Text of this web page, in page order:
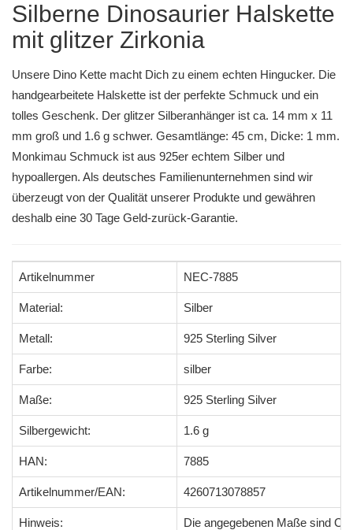
Silberne Dinosaurier Halskette
mit glitzer Zirkonia
Unsere Dino Kette macht Dich zu einem echten Hingucker. Die
handgearbeitete Halskette ist der perfekte Schmuck und ein
tolles Geschenk. Der glitzer Silberanhänger ist ca. 14 mm x 11
mm groß und 1.6 g schwer. Gesamtlänge: 45 cm, Dicke: 1 mm.
Monkimau Schmuck ist aus 925er echtem Silber und
hypoallergen. Als deutsches Familienunternehmen sind wir
überzeugt von der Qualität unserer Produkte und gewähren
deshalb eine 30 Tage Geld-zurück-Garantie.
Artikelnummer NEC-7885
Material: Silber
Metall: 925 Sterling Silver
Farbe: silber
Maße: 925 Sterling Silver
Silbergewicht: 1.6 g
HAN: 7885
Artikelnummer/EAN: 4260713078857
Hinweis: Die angegebenen Maße sind